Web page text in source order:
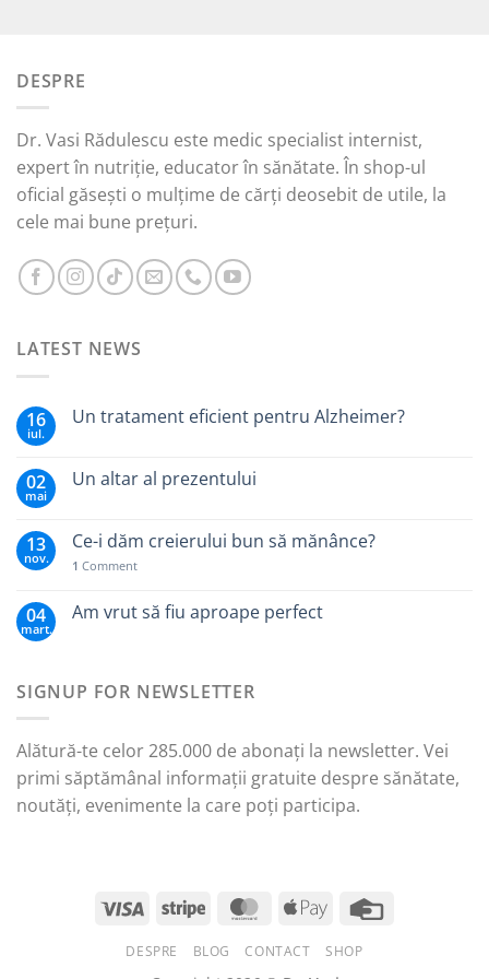
DESPRE
Dr. Vasi Rădulescu este medic specialist internist,
expert în nutriție, educator în sănătate. În shop-ul
oficial găsești o mulțime de cărți deosebit de utile, la
cele mai bune prețuri.
LATEST NEWS
16
iul.
Un tratament eficient pentru Alzheimer?
02
mai
Un altar al prezentului
13
nov.
Ce-i dăm creierului bun să mănânce?
1 Comment
04
mart.
Am vrut să fiu aproape perfect
SIGNUP FOR NEWSLETTER
Alătură-te celor 285.000 de abonați la newsletter. Vei
primi săptămânal informații gratuite despre sănătate,
noutăți, evenimente la care poți participa.
DESPRE BLOG CONTACT SHOP